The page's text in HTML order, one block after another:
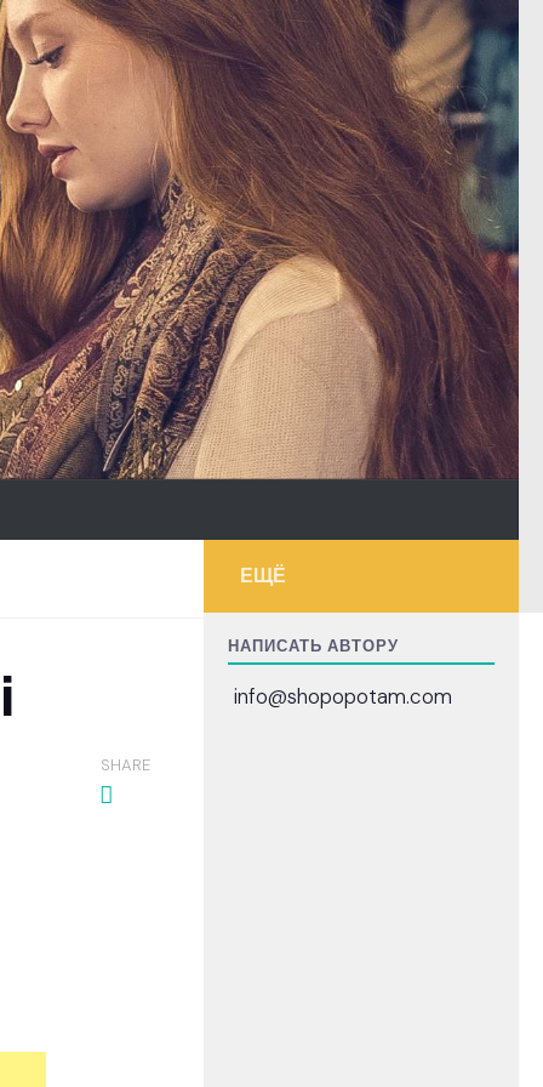
SHARE
ЕЩЁ
НАПИСАТЬ АВТОРУ
info@shopopotam.com